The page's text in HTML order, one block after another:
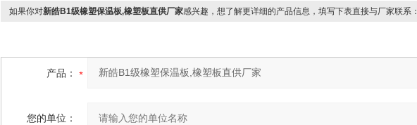
如果你对新皓B1级橡塑保温板,橡塑板直供厂家感兴趣，想了解更详细的产品信息，填写下表直接与厂家联系：
产品：
您的单位：